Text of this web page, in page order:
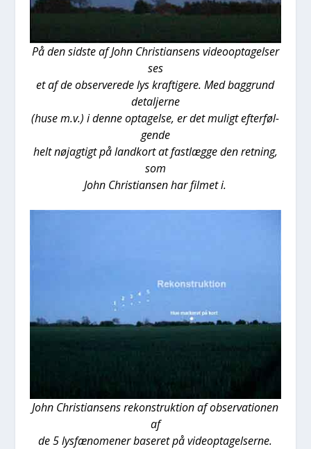
På den sid­ste af John Chri­sti­an­sens video­op­ta­gel­ser
ses
et afde obser­ve­re­de lys kraf­ti­ge­re. Med bag­grund
detal­jer­ne
(huse m.v.) i den­ne opta­gel­se, er det muligt efter­føl­
gen­de
helt nøj­ag­tigt på land­kort at fast­læg­ge den ret­ning,
som
John Chri­sti­an­sen har fil­met i.
John Chri­sti­an­sens rekon­struk­tion af obser­va­tio­nen
af
de 5 lys­fæ­no­me­ner base­ret på vide­op­ta­gel­ser­ne.